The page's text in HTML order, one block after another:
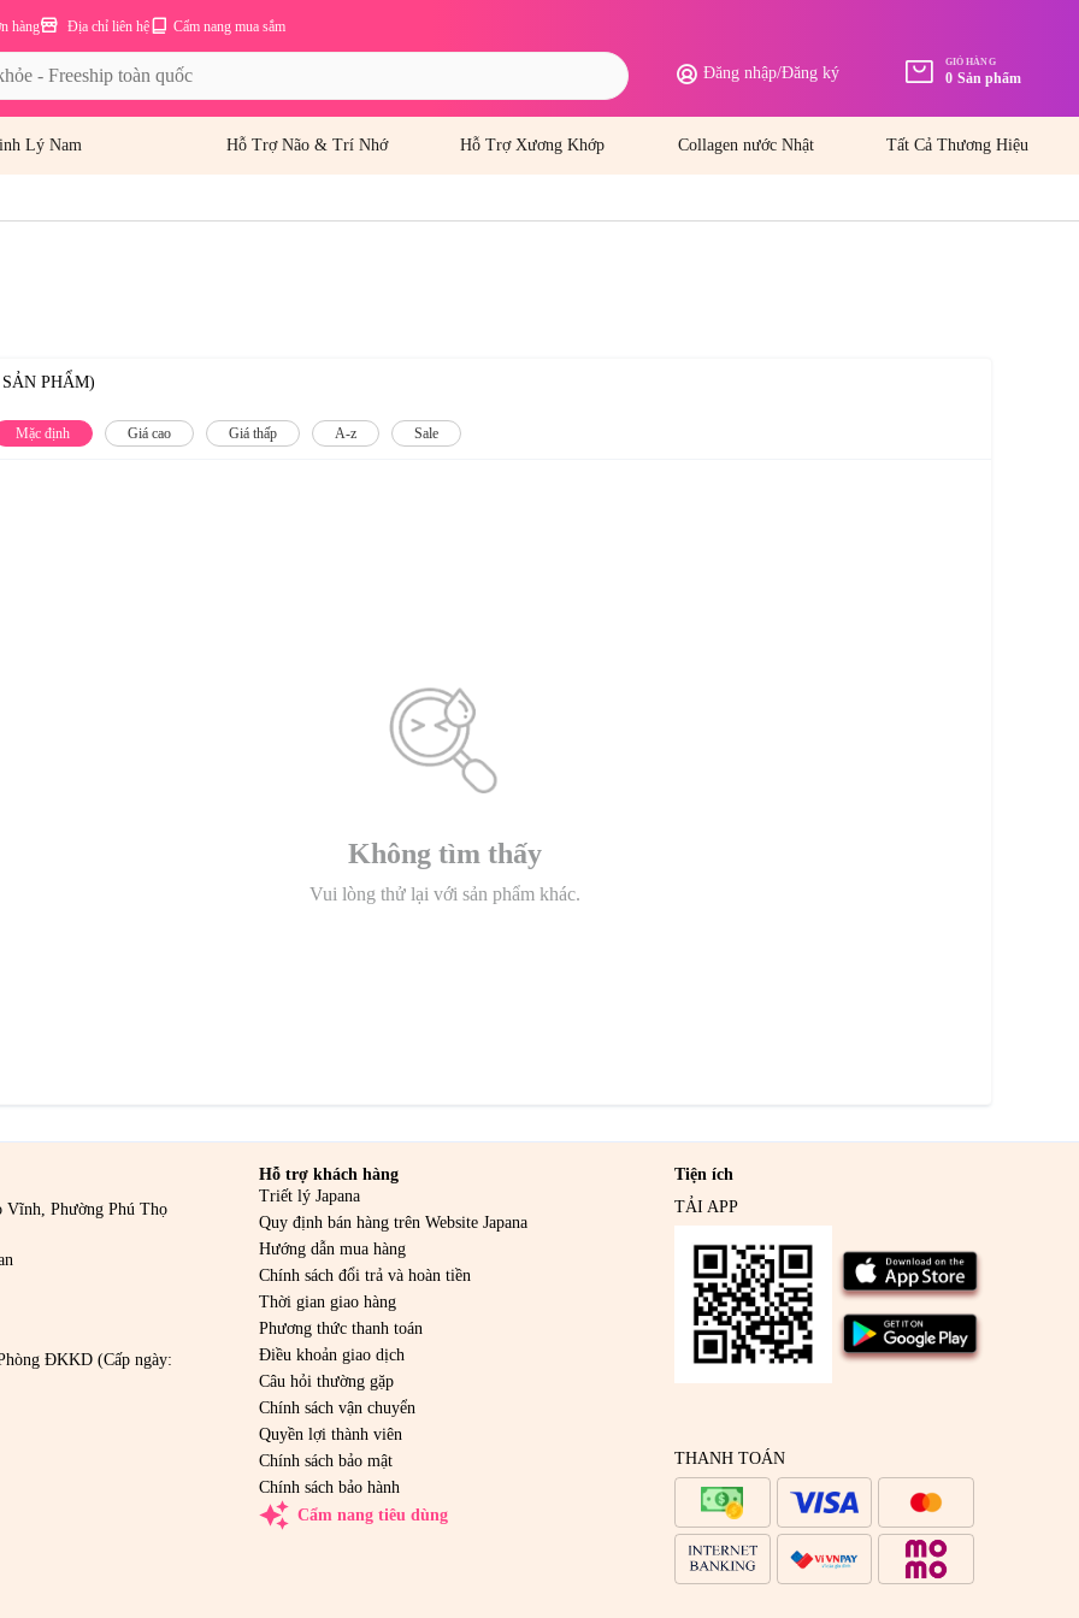
Cẩm nang mua sắm
Địa chỉ liên hệ
hàng
Đăng nhập/Đăng ký
GIỎ HÀNG
0 Sản phẩm
Lý Nam Hỗ Trợ Não & Trí Nhớ Hỗ Trợ Xương Khớp Collagen nước Nhật Tất Cả Thương Hiệu
PHẨM)
Mặc định Giá cao Giá thấp A-z Sale
Không tìm thấy
Vui lòng thử lại với sản phẩm khác.
Vĩnh, Phường Phú Thọ
ĐKKD (Cấp ngày:
Hỗ trợ khách hàng
Triết lý Japana
Quy định bán hàng trên Website Japana
Hướng dẫn mua hàng
Chính sách đổi trả và hoàn tiền
Thời gian giao hàng
Phương thức thanh toán
Điều khoản giao dịch
Câu hỏi thường gặp
Chính sách vận chuyển
Quyền lợi thành viên
Chính sách bảo mật
Chính sách bảo hành
auto_awesome Cẩm nang tiêu dùng
Tiện ích
TẢI APP
THANH TOÁN